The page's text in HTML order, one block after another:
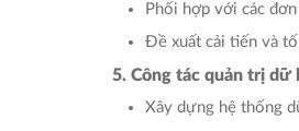
Phối hợp với các
Đề xuất cải tiến và
5. Công tác quản trị dữ
Xây dựng hệ thống